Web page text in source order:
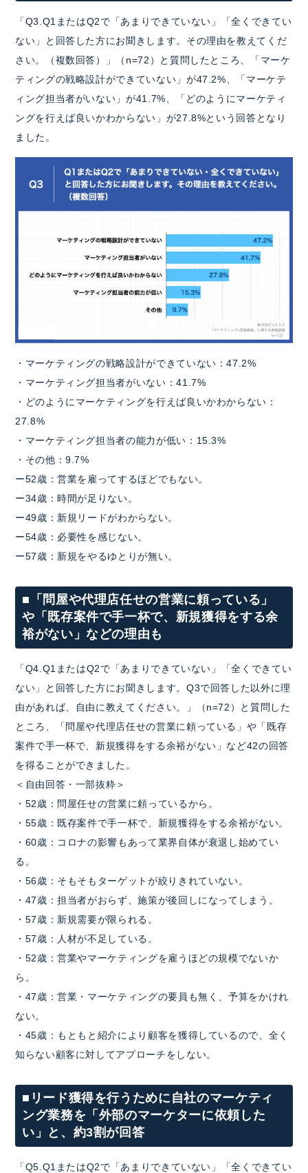
「Q3.Q1またはQ2で「あまりできていない」「全くできてい
ない」と回答した方にお聞きします。その理由を教えてくだ
さい。（複数回答）」（n=72）と質問したところ、「マーケ
ティングの戦略設計ができていない」が47.2%、「マーケテ
ィング担当者がいない」が41.7%、「どのようにマーケティ
ングを行えば良いかわからない」が27.8%という回答となり
ました。
・マーケティングの戦略設計ができていない：47.2%
・マーケティング担当者がいない：41.7%
・どのようにマーケティングを行えば良いかわからない：
27.8%
・マーケティング担当者の能力が低い：15.3%
・その他：9.7%
ー52歳：営業を雇ってするほどでもない。
ー34歳：時間が足りない。
ー49歳：新規リードがわからない。
ー54歳：必要性を感じない。
ー57歳：新規をやるゆとりが無い。
■「問屋や代理店任せの営業に頼っている」
や「既存案件で手一杯で、新規獲得をする余
裕がない」などの理由も
「Q4.Q1またはQ2で「あまりできていない」「全くできてい
ない」と回答した方にお聞きします。Q3で回答した以外に理
由があれば、自由に教えてください。」（n=72）と質問した
ところ、「問屋や代理店任せの営業に頼っている」や「既存
案件で手一杯で、新規獲得をする余裕がない」など42の回答
を得ることができました。
＜自由回答・一部抜粋＞
・52歳：問屋任せの営業に頼っているから。
・55歳：既存案件で手一杯で、新規獲得をする余裕がない。
・60歳：コロナの影響もあって業界自体が衰退し始めてい
る。
・56歳：そもそもターゲットが絞りきれていない。
・47歳：担当者がおらず、施策が後回しになってしまう。
・57歳：新規需要が限られる。
・57歳：人材が不足している。
・52歳：営業やマーケティングを雇うほどの規模でないか
ら。
・47歳：営業・マーケティングの要員も無く、予算をかけれ
ない。
・45歳：もともと紹介により顧客を獲得しているので、全く
知らない顧客に対してアプローチをしない。
■リード獲得を行うために自社のマーケティ
ング業務を「外部のマーケターに依頼した
い」と、約3割が回答
「Q5.Q1またはQ2で「あまりできていない」「全くできてい